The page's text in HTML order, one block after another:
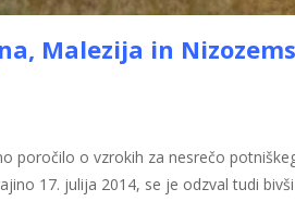
Malezija in
poročilo o vzrokih za nesrečo
17. julija 2014, se je odzval tudi